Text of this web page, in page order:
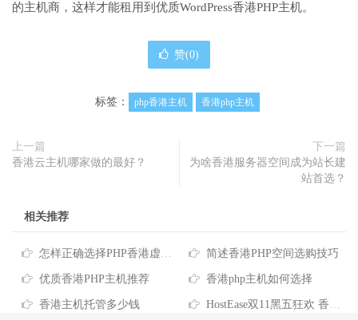
的主机商，这样才能租用到优质WordPress香港PHP主机。
赞(0)
标签： php香港主机 香港php主机
上一篇
香港云主机哪家做的最好？
下一篇
为啥香港服务器空间成为站长建
站首选？
相关推荐
怎样正确选择PHP香港虚拟主机 简述香港PHP空间选购技巧
优质香港PHP主机推荐 香港php主机如何选择
香港主机托管多少钱 HostEase双11黑五狂欢 香港主机6折优惠 低至$5.95/月